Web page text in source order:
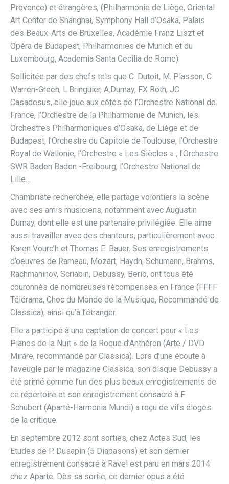
Provence) et étrangères, (Philharmonie de Liège, Oriental
Art Center de Shanghai, Symphony Hall d’Osaka, Palais
des Beaux-Arts de Bruxelles, Académie Franz Liszt et
Opéra de Budapest, Philharmonies de Munich et du
Luxembourg, Academia Santa Cecilia de Rome).
Sollicitée par des chefs tels que C. Dutoit, M. Plasson, C.
Warren-Green, L.Bringuier, A.Dumay, FX Roth, JC
Casadesus, elle joue aux côtés de l’Orchestre National de
France, l’Orchestre de la Philharmonie de Munich, les
Orchestres Philharmoniques d’Osaka, de Liège et de
Budapest, l’Orchestre du Capitole de Toulouse, l’Orchestre
Royal de Wallonie, l’Orchestre « Les Siècles « , l’Orchestre
SWR Baden Baden -Freibourg, l’Orchestre National de
Lille…
Chambriste recherchée, elle partage volontiers la scène
avec ses amis musiciens, notamment avec Augustin
Dumay, dont elle est une partenaire privilégiée. Elle aime
aussi travailler avec des chanteurs, particulièrement avec
Karen Vourc’h et Thomas E. Bauer. Ses enregistrements
d’oeuvres de Rameau, Mozart, Haydn, Schumann, Brahms,
Rachmaninov, Scriabin, Debussy, Berio, ont tous été
couronnés de nombreuses récompenses en France (FFFF
Télérama, Choc du Monde de la Musique, Recommandé de
Classica), ainsi qu’à l’étranger.
Elle a participé à une captation de concert pour « Les
Pianos de la Nuit » de la Roque d’Anthéron (Arte / DVD
Mirare, recommandé par Classica). Lors d’une écoute à
l’aveugle par le magazine Classica, son disque Debussy a
été primé comme l’un des plus beaux enregistrements de
ce répertoire et son enregistrement consacré à F.
Schubert (Aparté-Harmonia Mundi) a reçu de vifs éloges
de la critique.
En septembre 2012 sont sorties, chez Actes Sud, les
Etudes de P. Dusapin (5 Diapasons) et son dernier
enregistrement consacré à Ravel est paru en mars 2014
chez Aparte. Dès sa sortie, ce dernier opus a été